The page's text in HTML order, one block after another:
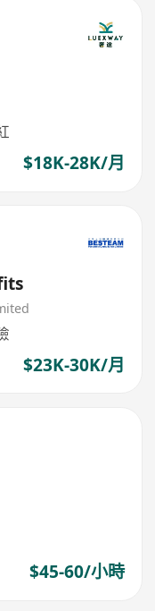
$18K-28K/月
$23K-30K/月
$45-60/小時